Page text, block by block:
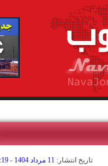
تاريخ انتشار: 11 مرداد 1404 - 23:19